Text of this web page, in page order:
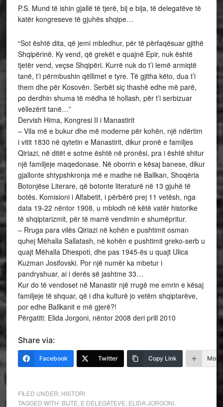
P.S. Mund të ishin gjallë të tjerë, bij e bija, të delegatëve të
katër kongreseve të gjuhës shqipe…
“Sot është dita, që jemi mbledhur, për të përfaqësuar gjithë
Shqipërinë. Ky vend, që grekët e quajnë Epir, nuk është
tjetër vend, veçse Shqipëri. Kurrë nuk do t’i lemë armiqtë
tanë, t’i përmbushin qëllimet e tyre. Të gjitha këto, dua t’i
them dhe për Kosovën. Serbët siç thashë edhe më parë,
po derdhin shuma të mëdha të hollash, për t’i serbizuar
vëllezërit tanë…”
Dervish Hima, Kongresi II i Manastirit
– Vila më e bukur dhe më moderne për kohën, një ndërtim
i vitit 1830 në qytetin e Manastirit, dikur pronë e familjes
Qiriazi, në ditët e sotme është në pronësi, pra i është shitur
një familjeje maqedonase. Në oborrin e kësaj banese, dikur
gjallonte shtypshkronja më e madhe në Ballkan, Shoqëria
Botonjëse Literare, që botonte literaturë në 13 gjuhë të
botës. Komisioni i Alfabetit, i përbërë prej 11 vetësh, nga
data 19-22 nëntor 1908, u mblodh në këtë vatër historike
të shqiptarizmit, për të marrë vendimin e shumëpritur.
– Rruga para vilës Qiriazi në kohën e pushtimit osman
quhej Mëhalla Sallatash, në kohën e pushtimit greko-serb u
quajt Mëhalla Dhespoti, dhe pas 1945-ës u quajt Ulica
Kuzman Josifovski. Por një numër ka mbetur i
pandryshuar, ai i derës së jashtme 33…
Kur do të vendoset në Manastir një rrugë me emrin e kësaj
familjeje të shquar, që i dha kulturë jo vetëm shqiptarëve,
por edhe Ballkanit e më gjerë?!
Përgatiti: Elida Jorgoni, nëntor 2008 deri prill 2010
Share via:
Facebook Twitter Copy Link More
FILED UNDER: HISTORI
TAGGED WITH: BIJTE E DELEGATEVE ELIDA JORGONI,